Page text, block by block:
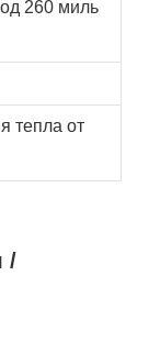
260 миль
тепла от
/